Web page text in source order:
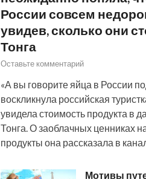
России совсем
увидев, сколько они
Тонга
Оставьте комментарий
«А вы говорите яйца в России
воскликнула российская
увидела стоимость продукта в
Тонга. О заоблачных ценниках
продукты она рассказала в
Мотивы